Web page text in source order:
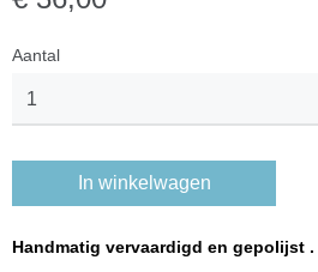
Aantal
In winkelwagen
Handmatig vervaardigd en gepolijst .